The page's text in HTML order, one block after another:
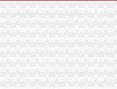
51La